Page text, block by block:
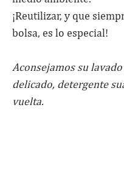
¡Reutilizar, y que
bolsa, es lo especial!
Aconsejamos su
delicado, detergente
vuelta.